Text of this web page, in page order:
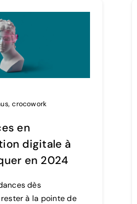
,crocowork
en
digitale à
en 2024
dès
à la pointe de